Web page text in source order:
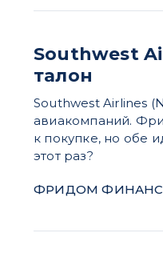
Southwest
талон
Southwest Airlines
авиакомпаний.
к покупке, но обе
этот раз?
ФРИДОМ ФИНАНС